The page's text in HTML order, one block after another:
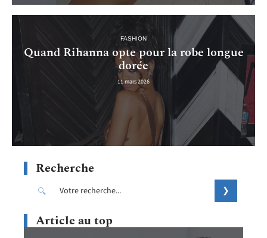
FASHION
Quand Rihanna opte pour la robe longue
dorée
11 mars 2026
Recherche
Article au top